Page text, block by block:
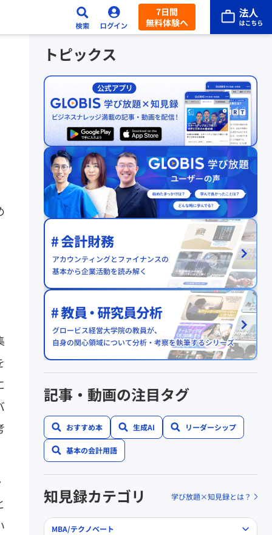
7日間
無料体験へ
トピックス
記事・動画の注目タグ
おすすめ本 生成AI リーダーシップ
基本の会計用語
知見録カテゴリ 学び放題×知見録とは？
MBA/テクノベート